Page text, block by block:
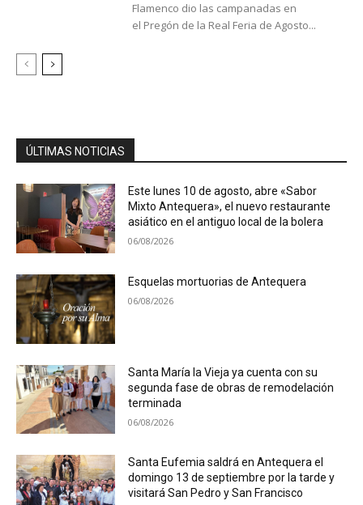
Flamenco dio las campanadas en
el Pregón de la Real Feria de Agosto...
ÚLTIMAS NOTICIAS
Este lunes 10 de agosto, abre «Sabor
Mixto Antequera», el nuevo restaurante
asiático en el antiguo local de la bolera
06/08/2026
Esquelas mortuorias de Antequera
06/08/2026
Santa María la Vieja ya cuenta con su
segunda fase de obras de remodelación
terminada
06/08/2026
Santa Eufemia saldrá en Antequera el
domingo 13 de septiembre por la tarde y
visitará San Pedro y San Francisco